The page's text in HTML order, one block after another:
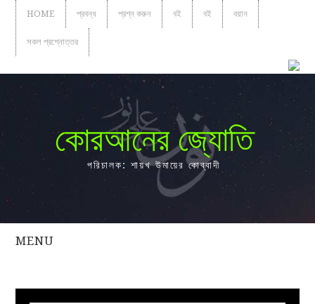
HOME প্রবন্ধ প্রশ্ন করুন বই বই বয়ান
সকল প্রশ্নোত্তর
কোরআনের জ্যোতি
পরিচালক: শায়খ উমায়ের কোব্বাদী
MENU
সকল